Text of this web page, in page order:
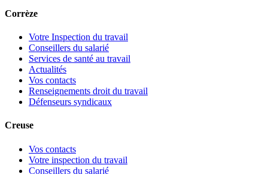
Corrèze
Votre Inspection du travail
Conseillers du salarié
Services de santé au travail
Actualités
Vos contacts
Renseignements droit du travail
Défenseurs syndicaux
Creuse
Vos contacts
Votre inspection du travail
Conseillers du salarié